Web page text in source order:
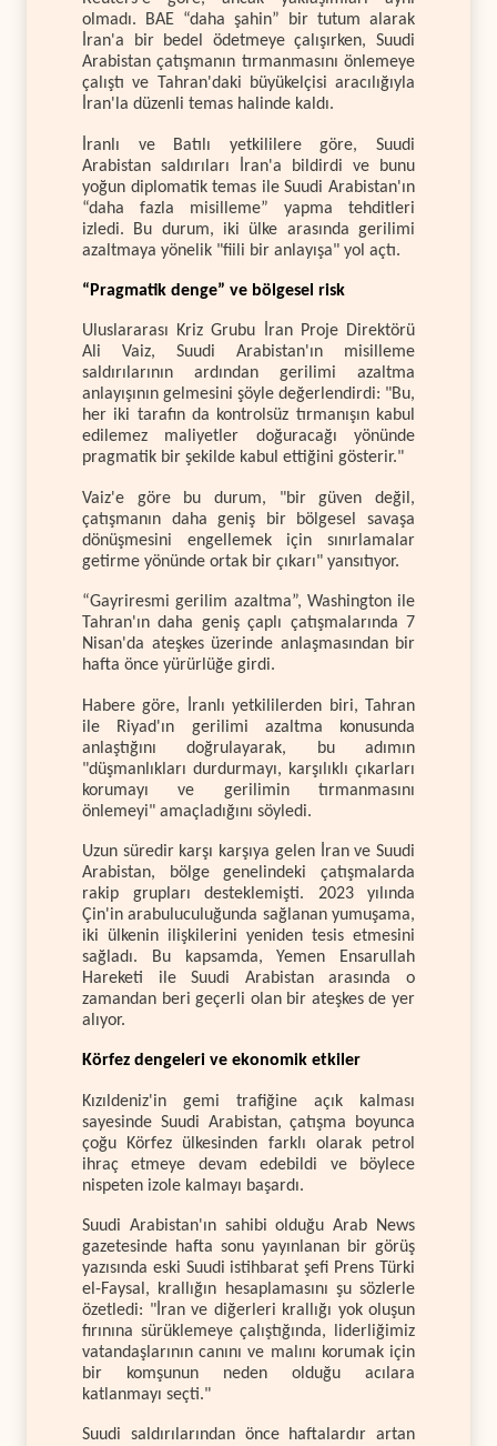
olmadı. BAE “daha şahin” bir tutum alarak
İran'a bir bedel ödetmeye çalışırken, Suudi
Arabistan çatışmanın tırmanmasını önlemeye
çalıştı ve Tahran'daki büyükelçisi aracılığıyla
İran'la düzenli temas halinde kaldı.
İranlı ve Batılı yetkililere göre, Suudi
Arabistan saldırıları İran'a bildirdi ve bunu
yoğun diplomatik temas ile Suudi Arabistan'ın
“daha fazla misilleme” yapma tehditleri
izledi. Bu durum, iki ülke arasında gerilimi
azaltmaya yönelik "fiili bir anlayışa" yol açtı.
“Pragmatik denge” ve bölgesel risk
Uluslararası Kriz Grubu İran Proje Direktörü
Ali Vaiz, Suudi Arabistan'ın misilleme
saldırılarının ardından gerilimi azaltma
anlayışının gelmesini şöyle değerlendirdi: "Bu,
her iki tarafın da kontrolsüz tırmanışın kabul
edilemez maliyetler doğuracağı yönünde
pragmatik bir şekilde kabul ettiğini gösterir."
Vaiz'e göre bu durum, "bir güven değil,
çatışmanın daha geniş bir bölgesel savaşa
dönüşmesini engellemek için sınırlamalar
getirme yönünde ortak bir çıkarı" yansıtıyor.
“Gayriresmi gerilim azaltma”, Washington ile
Tahran'ın daha geniş çaplı çatışmalarında 7
Nisan'da ateşkes üzerinde anlaşmasından bir
hafta önce yürürlüğe girdi.
Habere göre, İranlı yetkililerden biri, Tahran
ile Riyad'ın gerilimi azaltma konusunda
anlaştığını doğrulayarak, bu adımın
"düşmanlıkları durdurmayı, karşılıklı çıkarları
korumayı ve gerilimin tırmanmasını
önlemeyi" amaçladığını söyledi.
Uzun süredir karşı karşıya gelen İran ve Suudi
Arabistan, bölge genelindeki çatışmalarda
rakip grupları desteklemişti. 2023 yılında
Çin'in arabuluculuğunda sağlanan yumuşama,
iki ülkenin ilişkilerini yeniden tesis etmesini
sağladı. Bu kapsamda, Yemen Ensarullah
Hareketi ile Suudi Arabistan arasında o
zamandan beri geçerli olan bir ateşkes de yer
alıyor.
Körfez dengeleri ve ekonomik etkiler
Kızıldeniz'in gemi trafiğine açık kalması
sayesinde Suudi Arabistan, çatışma boyunca
çoğu Körfez ülkesinden farklı olarak petrol
ihraç etmeye devam edebildi ve böylece
nispeten izole kalmayı başardı.
Suudi Arabistan'ın sahibi olduğu Arab News
gazetesinde hafta sonu yayınlanan bir görüş
yazısında eski Suudi istihbarat şefi Prens Türki
el-Faysal, krallığın hesaplamasını şu sözlerle
özetledi: "İran ve diğerleri krallığı yok oluşun
fırınına sürüklemeye çalıştığında, liderliğimiz
vatandaşlarının canını ve malını korumak için
bir komşunun neden olduğu acılara
katlanmayı seçti."
Suudi saldırılarından önce haftalardır artan